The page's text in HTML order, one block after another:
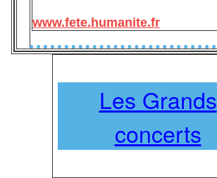
www.fete.humanite.fr
Les Grands
concerts